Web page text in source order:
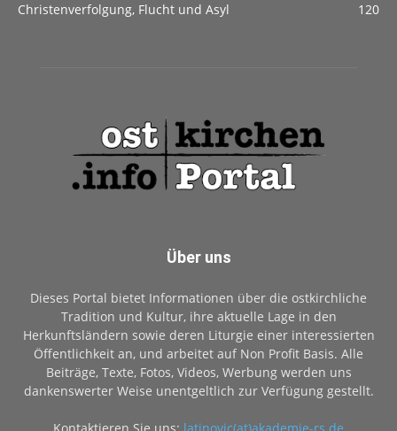
Christenverfolgung, Flucht und Asyl
120
Über uns
Dieses Portal bietet Informationen über die ostkirchliche
Tradition und Kultur, ihre aktuelle Lage in den
Herkunftsländern sowie deren Liturgie einer interessierten
Öffentlichkeit an, und arbeitet auf Non Profit Basis. Alle
Beiträge, Texte, Fotos, Videos, Werbung werden uns
dankenswerter Weise unentgeltlich zur Verfügung gestellt.
Kontaktieren Sie uns: latinovic(at)akademie-rs.de